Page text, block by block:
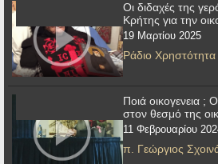
Οι διδαχές της
Κρήτης για την
19 Μαρτίου 2025
Ράδιο Χρηστότητα
Ποιά οικογενεια ;
στον θεσμό της
11 Φεβρουαρίου
π. Γεώργιος